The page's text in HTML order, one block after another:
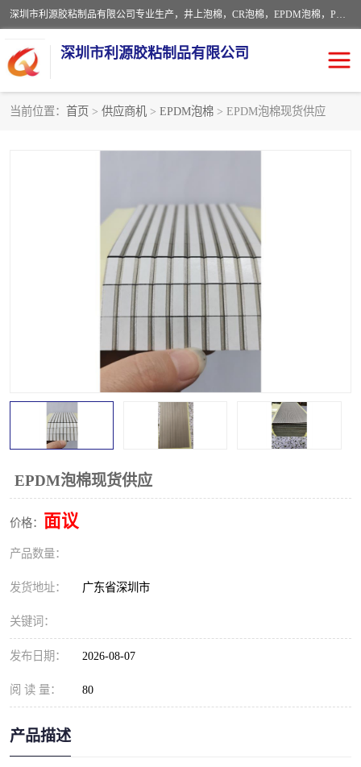
深圳市利源胶粘制品有限公司专业生产，井上泡棉，CR泡棉，EPDM泡棉，PORON泡棉厚度剖切，公差正负0.1mm，硅胶条，脚垫，异形一次成型，雕刻EVA海绵；包装材料:精密仪器、医疗器具、运输时缓冲、防震材料。建筑:住房装潢材料、房屋门窗密封；轻便、强韧性：轻便并且具有较强的韧性，良好的耐油性与耐溶剂性。隔热性：导热性低具有优越的保温性，具有的回弹性。
深圳市利源胶粘制品有限公司
当前位置： 首页 > 供应商机 > EPDM泡棉 > EPDM泡棉现货供应
EPDM泡棉现货供应
价格： 面议
产品数量：
发货地址： 广东省深圳市
关键词：
发布日期： 2026-08-07
阅 读 量： 80
产品描述
EVA珍珠棉异形 硅胶脚垫